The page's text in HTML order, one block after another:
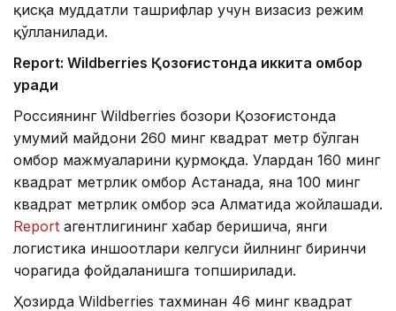
қисқа муддатли ташрифлар учун визасиз режим
қўлланилади.
Report: Wildberries Қозоғистонда иккита омбор
қуради
Россиянинг Wildberries бозори Қозоғистонда
умумий майдони 260 минг квадрат метр бўлган
омбор мажмуаларини қурмоқда. Улардан 160 минг
квадрат метрлик омбор Астанада, яна 100 минг
квадрат метрлик омбор эса Алматида жойлашади.
Report агентлигининг хабар беришича, янги
логистика иншоотлари келгуси йилнинг биринчи
чорагида фойдаланишга топширилади.
Ҳозирда Wildberries тахминан 46 минг квадрат